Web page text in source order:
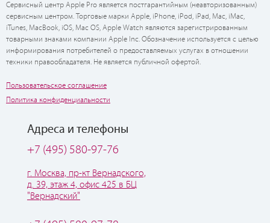
Сервисный центр Apple Pro является постгарантийным (неавторизованным)
сервисным центром. Торговые марки Apple, iPhone, iPod, iPad, Mac, iMac,
iTunes, MacBook, iOS, Mac OS, Apple Watch являются зарегистрированным
товарными знаками компании Apple Inc. Обозначение используется с целью
информирования потребителей о предоставляемых услугах в отношении
техники правообладателя. Не является публичной офертой.
Пользовательское соглашение
Политика конфиденциальности
Адреса и телефоны
+7 (495) 580-97-76
г. Москва, пр-кт Вернадского,
д. 39, этаж 4, офис 425 в БЦ
"Вернадский"